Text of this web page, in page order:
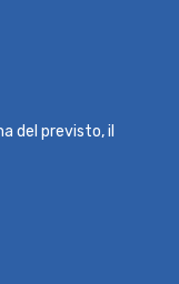
del previsto, il